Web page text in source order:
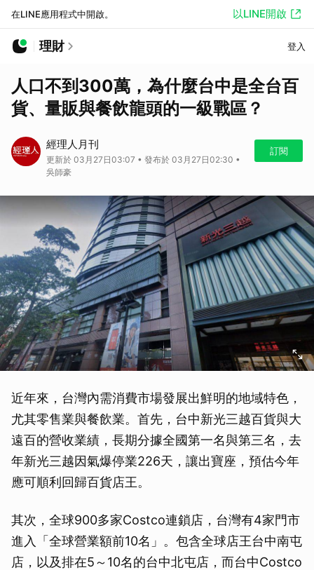
在LINE應用程式中開啟。 以LINE開啟
理財 登入
人口不到300萬，為什麼台中是全台百
貨、量販與餐飲龍頭的一級戰區？
經理人月刊
更新於 03月27日03:07 • 發布於 03月27日02:30 •
吳師豪
訂閱
近年來，台灣內需消費市場發展出鮮明的地域特色，
尤其零售業與餐飲業。首先，台中新光三越百貨與大
遠百的營收業績，長期分據全國第一名與第三名，去
年新光三越因氣爆停業226天，讓出寶座，預估今年
應可順利回歸百貨店王。
其次，全球900多家Costco連鎖店，台灣有4家門市
進入「全球營業額前10名」。包含全球店王台中南屯
店，以及排在5～10名的台中北屯店，而台中Costco